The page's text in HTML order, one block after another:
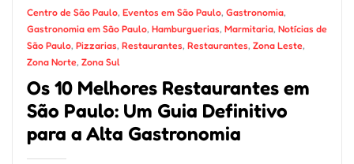
Centro de São Paulo, Eventos em São Paulo, Gastronomia,
Gastronomia em São Paulo, Hamburguerias, Marmitaria, Notícias de
São Paulo, Pizzarias, Restaurantes, Restaurantes, Zona Leste,
Zona Norte, Zona Sul
Os 10 Melhores Restaurantes em
São Paulo: Um Guia Definitivo
para a Alta Gastronomia